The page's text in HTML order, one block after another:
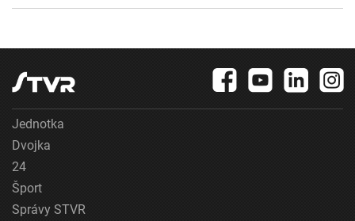
Jednotka
Dvojka
24
Šport
Správy STVR